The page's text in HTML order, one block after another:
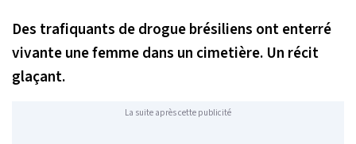
Des trafiquants de drogue brésiliens ont enterré
vivante une femme dans un cimetière. Un récit
glaçant.
La suite après cette publicité